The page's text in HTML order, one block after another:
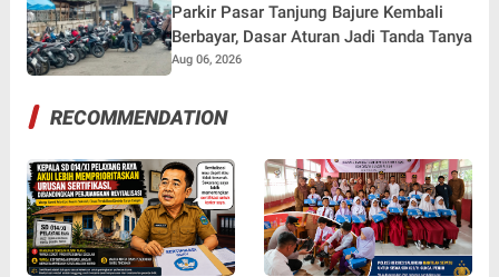
Parkir Pasar Tanjung Bajure Kembali
Berbayar, Dasar Aturan Jadi Tanda Tanya
Aug 06, 2026
RECOMMENDATION